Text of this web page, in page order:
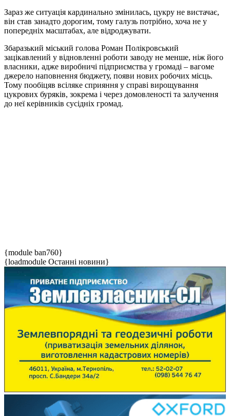
Зараз же ситуація кардинально змінилась, цукру не вистачає,
він став занадто дорогим, тому галузь потрібно, хоча не у
попередніх масштабах, але відроджувати.
Збаразький міський голова Роман Полікровський
зацікавлений у відновленні роботи заводу не менше, ніж його
власники, адже виробничі підприємства у громаді – вагоме
джерело наповнення бюджету, появи нових робочих місць.
Тому пообіцяв всіляке сприяння у справі вирощування
цукрових буряків, зокрема і через домовленості та залучення
до неї керівників сусідніх громад.
{module ban760}
{loadmodule Останні новини}